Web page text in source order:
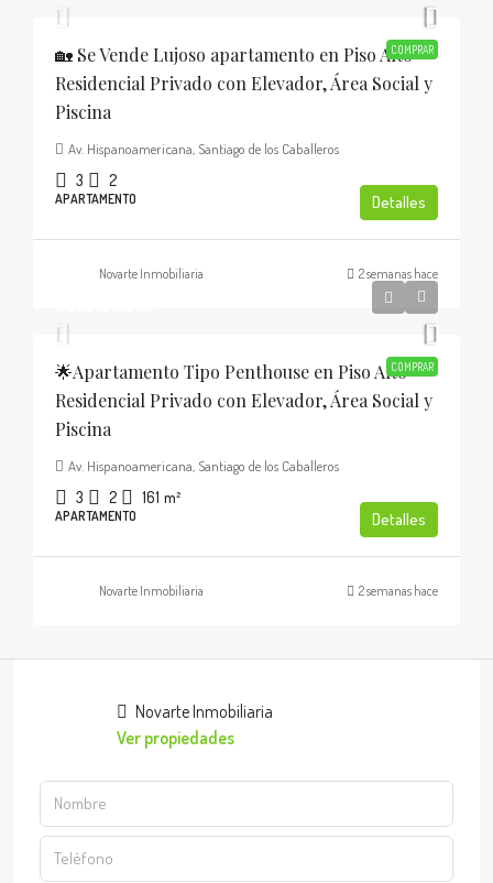
COMPRAR
🏡 Se Vende Lujoso apartamento en Piso Alto
Residencial Privado con Elevador, Área Social y
Piscina
Av. Hispanoamericana, Santiago de los Caballeros
3 2
APARTAMENTO Detalles
Novarte Inmobiliaria 2 semanas hace
COMPRAR
🌟Apartamento Tipo Penthouse en Piso Alto
Residencial Privado con Elevador, Área Social y
Piscina
Av. Hispanoamericana, Santiago de los Caballeros
3 2 161 m²
APARTAMENTO Detalles
Novarte Inmobiliaria 2 semanas hace
Novarte Inmobiliaria
Ver propiedades